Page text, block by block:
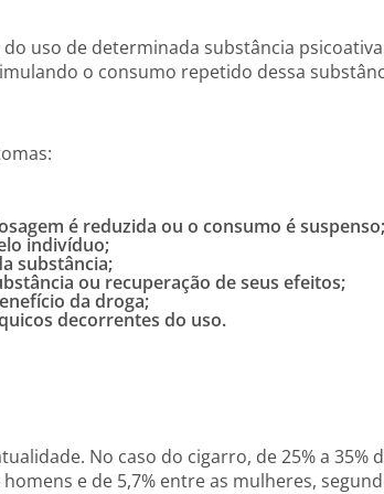
uso de determinada substância
o consumo repetido dessa
é reduzida ou o consumo é suspenso;
indivíduo;
substância;
ou recuperação de seus efeitos;
da droga;
decorrentes do uso.
No caso do cigarro, de 25% a 35%
e de 5,7% entre as mulheres,